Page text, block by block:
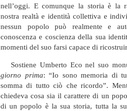
nell’oggi. E comunque la storia è la
nostra realtà e identità collettiva e
nessun popolo può realmente e
conoscenza e coscienza della sua
momenti del suo farsi capace di
Sostiene Umberto Eco nel suo
giorno prima: “Io sono memoria di
somma di tutto ciò che ricordo”.
chiedeva cosa sia il carattere di un
di un popolo è la sua storia, tutta la